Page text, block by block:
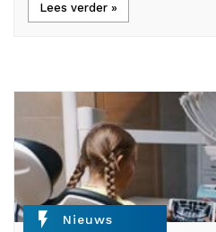
Lees verder »
flash_on Nieuws